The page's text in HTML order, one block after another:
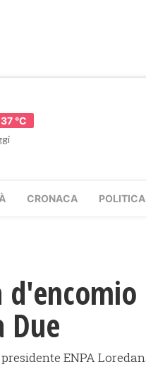
37 °C
CRONACA POLITICA
Due
ENPA